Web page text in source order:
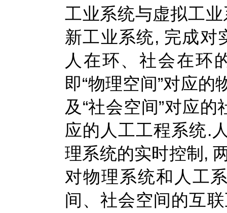
工业系统与虚拟工
新工业系统, 完成对
人在环、社会在环
即“物理空间”对应的
及“社会空间”对应
应的人工工程系统.
理系统的实时控制,
对物理系统和人工
间、社会空间的互